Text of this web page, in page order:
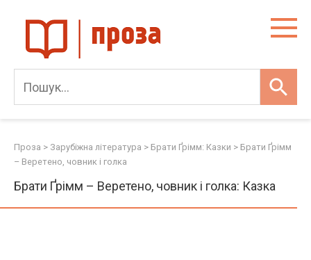
content
Проза > Зарубіжна література > Брати Ґрімм: Казки > Брати Ґрімм
– Веретено, човник і голка
Брати Ґрімм – Веретено, човник і голка: Казка